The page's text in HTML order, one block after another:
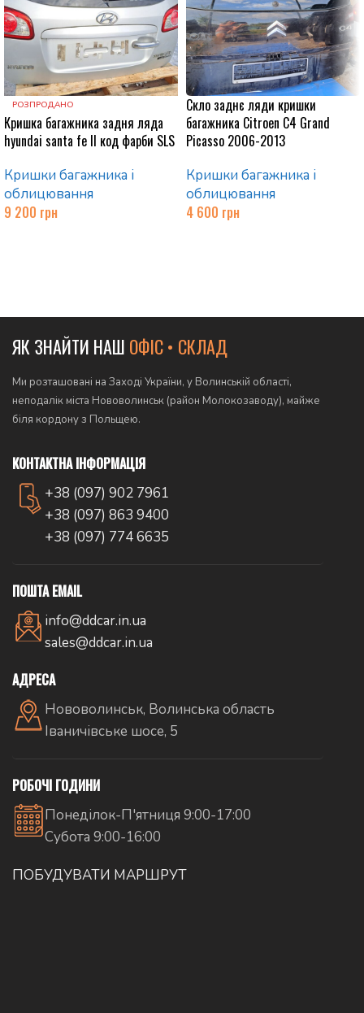
РОЗПРОДАНО
Кришка багажника задня ляда
hyundai santa fe ІІ код фарби SLS
Кришки багажника і
облицювання
9 200 грн
Скло заднє ляди кришки
багажника Citroen C4 Grand
Picasso 2006-2013
Кришки багажника і
облицювання
4 600 грн
ЯК ЗНАЙТИ НАШ ОФІС • СКЛАД
Ми розташовані на Заході України, у Волинській області,
неподалік міста Нововолинськ (район Молокозаводу), майже
біля кордону з Польщею.
КОНТАКТНА ІНФОРМАЦІЯ
+38 (097) 902 7961
+38 (097) 863 9400
+38 (097) 774 6635
ПОШТА EMAIL
info@ddcar.in.ua
sales@ddcar.in.ua
АДРЕСА
Нововолинськ, Волинська область
Іваничівське шосе, 5
РОБОЧІ ГОДИНИ
Понеділок-П'ятниця 9:00-17:00
Субота 9:00-16:00
ПОБУДУВАТИ МАРШРУТ